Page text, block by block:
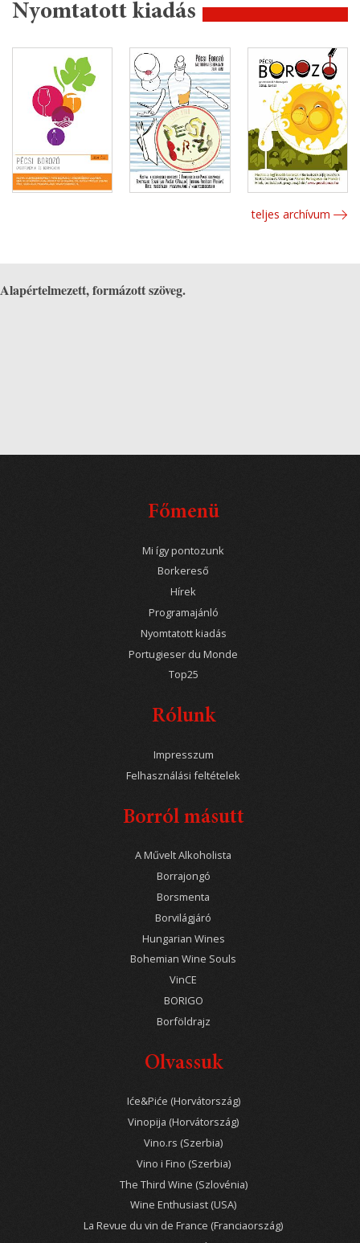
Nyomtatott kiadás
teljes archívum
Alapértelmezett, formázott szöveg.
Főmenü
Mi így pontozunk
Borkereső
Hírek
Programajánló
Nyomtatott kiadás
Portugieser du Monde
Top25
Rólunk
Impresszum
Felhasználási feltételek
Borról másutt
A Művelt Alkoholista
Borrajongó
Borsmenta
Borvilágjáró
Hungarian Wines
Bohemian Wine Souls
VinCE
BORIGO
Borföldrajz
Olvassuk
Iće&Piće (Horvátország)
Vinopija (Horvátország)
Vino.rs (Szerbia)
Vino i Fino (Szerbia)
The Third Wine (Szlovénia)
Wine Enthusiast (USA)
La Revue du vin de France (Franciaország)